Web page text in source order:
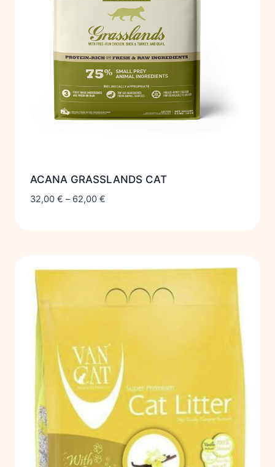
ACANA GRASSLANDS CAT
32,00 € – 62,00 €